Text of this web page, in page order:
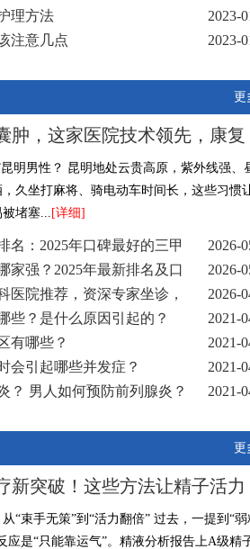
理方法
2023-
注意几点
2023-
更
肿，这家医院技术领先，康复
明男性？ 昆明地处云贵高原，紫外线强、
久坐打麻将、骑电动车时间长，这些习惯
堵塞... [详细]
名：2025年口碑最好的三甲
2026-
家强？2025年最新排名及口
2026-
医院推荐，资深专家坐诊，
2026-
些？是什么原因引起的？
2021-
有哪些？
2021-
会引起哪些并发症？
2021-
？ 男人如何预防前列腺炎？
2021-
更
新突破！这些方法让精子活力
“束手无策”到“活力翻倍” 过去，一提到“弱
应是“只能靠运气”。精液分析报告上A级精